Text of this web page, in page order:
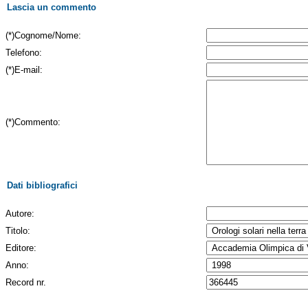
Lascia un commento
(*)Cognome/Nome:
Telefono:
(*)E-mail:
(*)Commento:
Dati bibliografici
Autore:
Titolo:
Editore:
Anno:
Record nr.